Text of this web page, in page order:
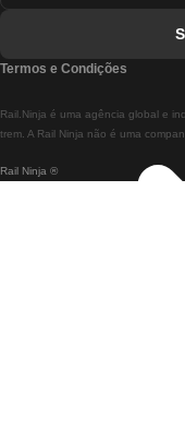
Rail Ninja ®
Rail.Ninja é uma agência global e
trem. A Rail Ninja não é uma
Termos e Condições